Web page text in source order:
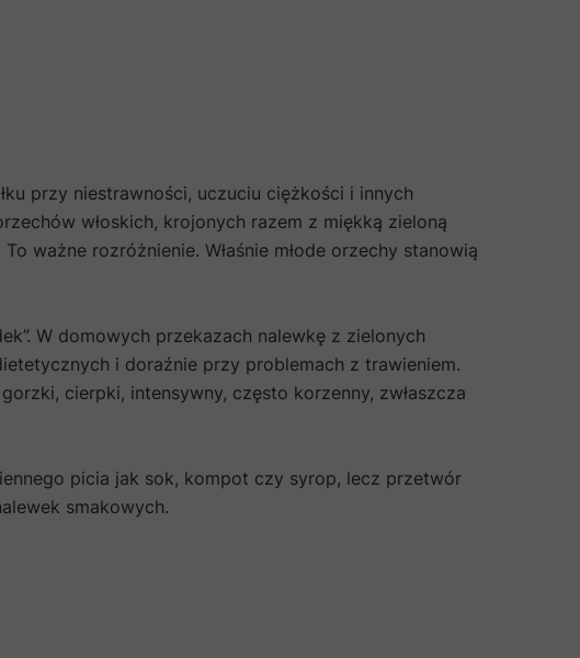
przy niestrawności, uczuciu ciężkości i innych
włoskich, krojonych razem z miękką zieloną
ważne rozróżnienie. Właśnie młode orzechy stanowią
W domowych przekazach nalewkę z zielonych
i doraźnie przy problemach z trawieniem.
cierpki, intensywny, często korzenny, zwłaszcza
picia jak sok, kompot czy syrop, lecz przetwór
smakowych.